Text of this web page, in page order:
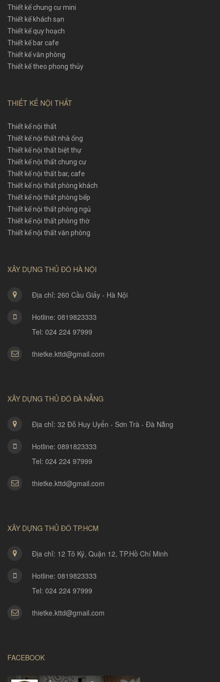
Thiết kế chung cư mini
Thiết kế khách sạn
Thiết kế quy hoạch
Thiết kế bar cafe
Thiết kế văn phòng
Thiết kế theo phong thủy
THIẾT KẾ NỘI THẤT
Thiết kế nội thất
Thiết kế nội thất nhà ống
Thiết kế nội thất biệt thự
Thiết kế nội thất chung cư
Thiết kế nội thất bar, cafe
Thiết kế nội thất phòng khách
Thiết kế nội thất phòng bếp
Thiết kế nội thất phòng ngủ
Thiết kế nội thất phòng thờ
Thiết kế nội thất văn phòng
XÂY DỰNG THỦ ĐÔ HÀ NỘI
Địa chỉ: 260 Cầu Giấy - Hà Nội
Hotline: 0819823333
Tel: 024 224 97999
thietke.kttd@gmail.com
XÂY DỰNG THỦ ĐÔ ĐÀ NẴNG
Địa chỉ: 32 Đỗ Huy Uyển - Sơn Trà - Đà Nẵng
Hotline: 0891823333
Tel: 024 224 97999
thietke.kttd@gmail.com
XÂY DỰNG THỦ ĐÔ TP.HCM
Địa chỉ: 12 Tô Ký, Quận 12, TP.Hồ Chí Minh
Hotline: 0819823333
Tel: 024 224 97999
thietke.kttd@gmail.com
FACEBOOK